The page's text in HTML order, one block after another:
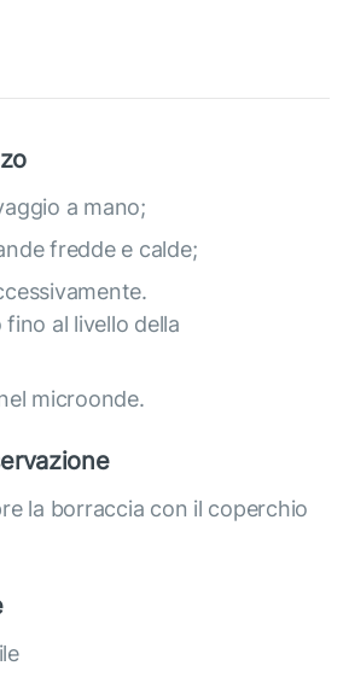
a mano;
fredde e calde;
fino al livello della
microonde.
la borraccia con il coperchio